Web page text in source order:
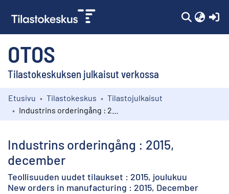
OTOS
Tilastokeskuksen julkaisut verkossa
Kokoelmat
Etusivu Tilastokeskus
Tilastojulkaisut
Industrins orderingång : 2015,
december
Teollisuuden uudet tilaukset : 2015, joulukuu
New orders in manufacturing : 2015, December